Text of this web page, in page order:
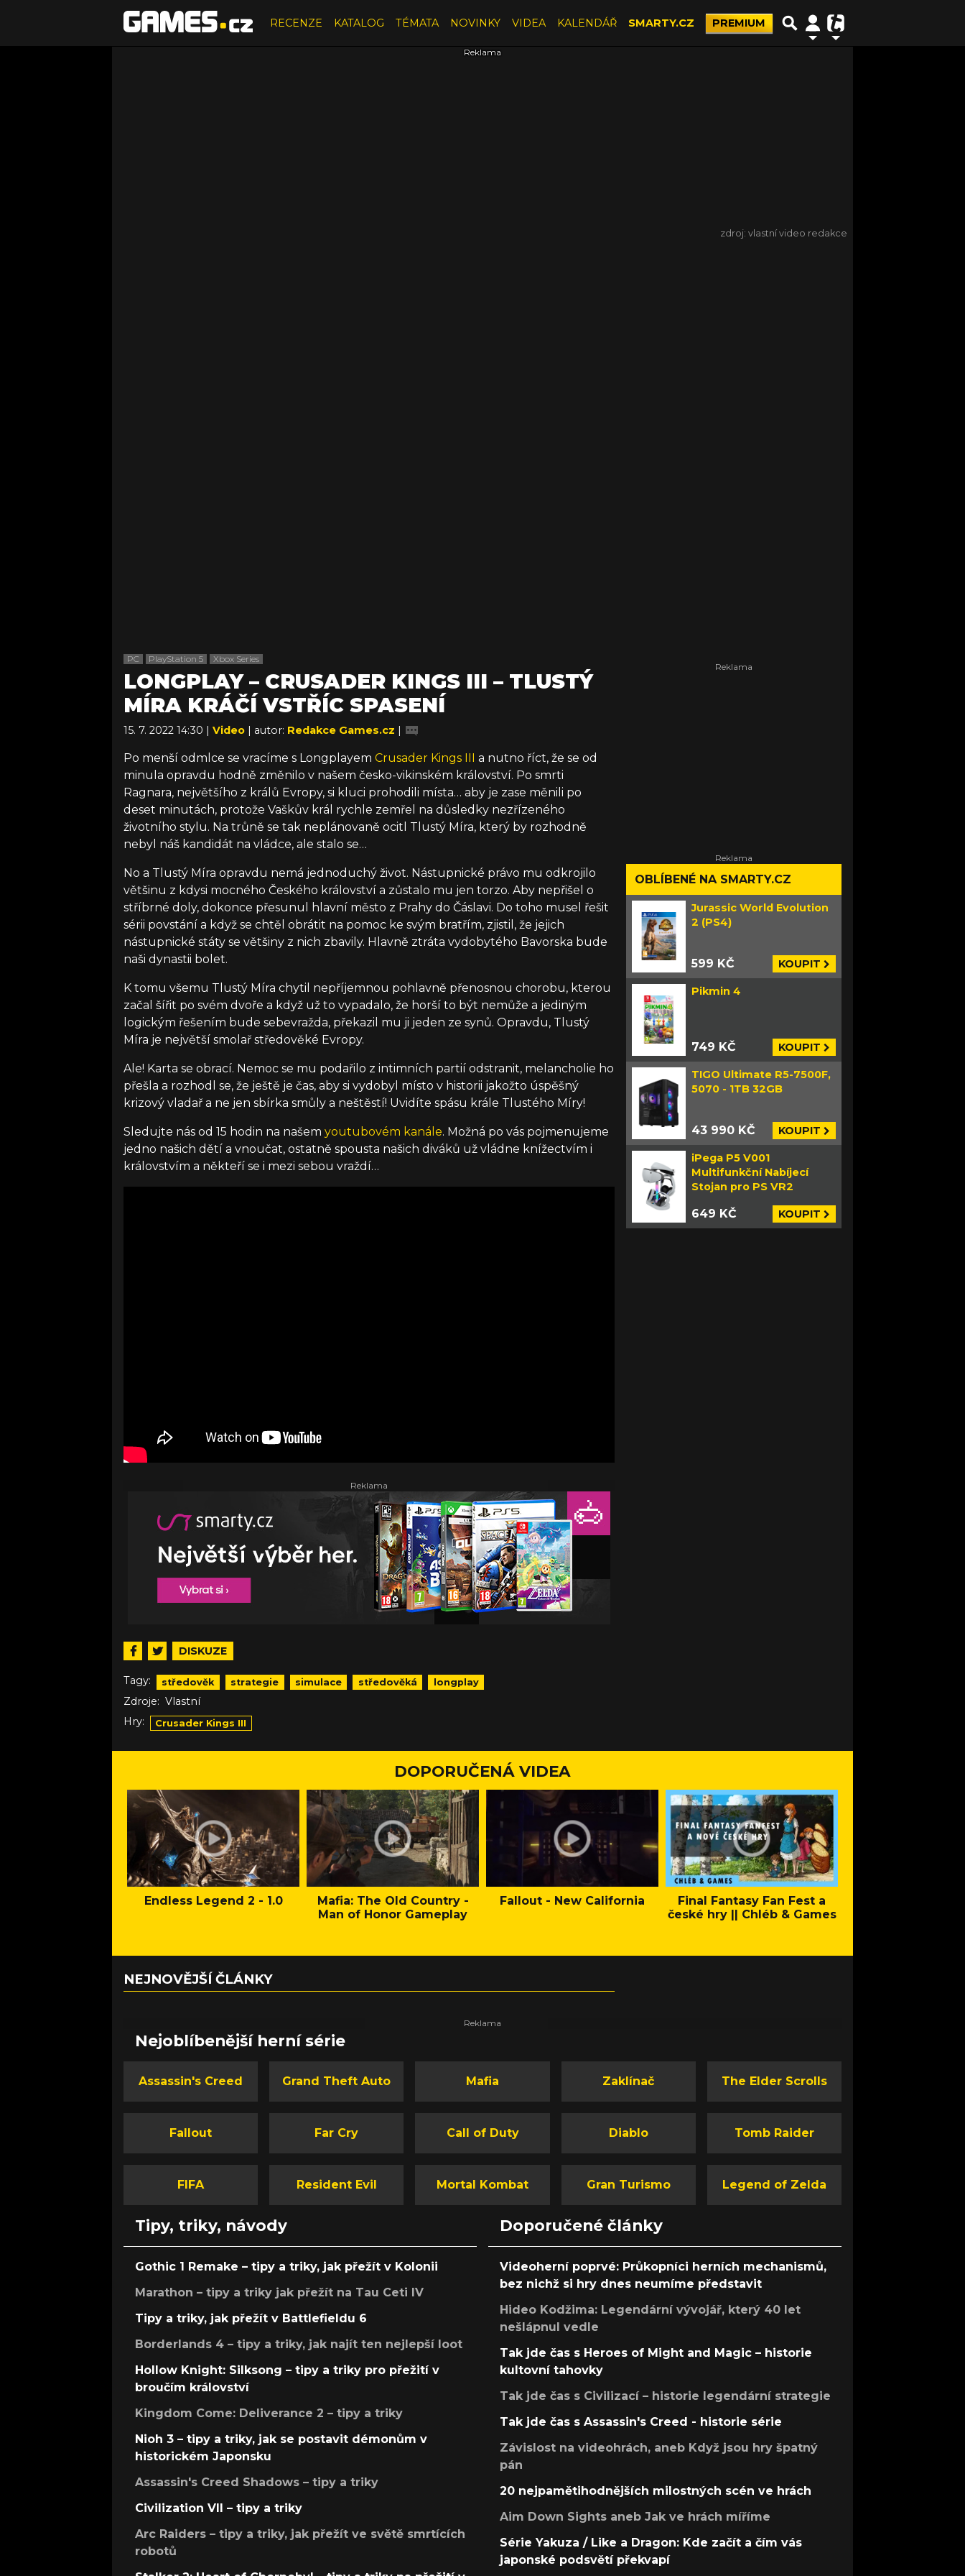
RECENZE KATALOG TÉMATA NOVINKY VIDEA KALENDÁŘ SMARTY.CZ PREMIUM
zdroj: vlastní video redakce
PC PlayStation 5 Xbox Series
LONGPLAY – CRUSADER KINGS III – TLUSTÝ
MÍRA KRÁČÍ VSTŘÍC SPASENÍ
15. 7. 2022 14:30 | Video | autor: Redakce Games.cz |
Po menší odmlce se vracíme s Longplayem Crusader Kings III a nutno říct, že se od
minula opravdu hodně změnilo v našem česko-vikinském království. Po smrti
Ragnara, největšího z králů Evropy, si kluci prohodili místa… aby je zase měnili po
deset minutách, protože Vaškův král rychle zemřel na důsledky nezřízeného
životního stylu. Na trůně se tak neplánovaně ocitl Tlustý Míra, který by rozhodně
nebyl náš kandidát na vládce, ale stalo se…
No a Tlustý Míra opravdu nemá jednoduchý život. Nástupnické právo mu odkrojilo
většinu z kdysi mocného Českého království a zůstalo mu jen torzo. Aby nepřišel o
stříbrné doly, dokonce přesunul hlavní město z Prahy do Čáslavi. Do toho musel řešit
sérii povstání a když se chtěl obrátit na pomoc ke svým bratřím, zjistil, že jejich
nástupnické státy se většiny z nich zbavily. Hlavně ztráta vydobytého Bavorska bude
naši dynastii bolet.
K tomu všemu Tlustý Míra chytil nepříjemnou pohlavně přenosnou chorobu, kterou
začal šířit po svém dvoře a když už to vypadalo, že horší to být nemůže a jediným
logickým řešením bude sebevražda, překazil mu ji jeden ze synů. Opravdu, Tlustý
Míra je největší smolař středověké Evropy.
Ale! Karta se obrací. Nemoc se mu podařilo z intimních partií odstranit, melancholie ho
přešla a rozhodl se, že ještě je čas, aby si vydobyl místo v historii jakožto úspěšný
krizový vladař a ne jen sbírka smůly a neštěstí! Uvidíte spásu krále Tlustého Míry!
Sledujte nás od 15 hodin na našem youtubovém kanále. Možná po vás pojmenujeme
jedno našich dětí a vnoučat, ostatně spousta našich diváků už vládne knížectvím i
královstvím a někteří se i mezi sebou vraždí…
DISKUZE
Tagy: středověk strategie simulace středověká longplay
Zdroje: Vlastní
Hry:
Crusader Kings III
OBLÍBENÉ NA SMARTY.CZ
Jurassic World Evolution
2 (PS4)
599 KČ KOUPIT
Pikmin 4
749 KČ KOUPIT
TIGO Ultimate R5-7500F,
5070 - 1TB 32GB
43 990 KČ KOUPIT
iPega P5 V001
Multifunkční Nabíjecí
Stojan pro PS VR2
649 KČ KOUPIT
DOPORUČENÁ VIDEA
Endless Legend 2 - 1.0
Mafia: The Old Country -
Man of Honor Gameplay
Fallout - New California
Final Fantasy Fan Fest a
české hry || Chléb & Games
NEJNOVĚJŠÍ ČLÁNKY
Nejoblíbenější herní série
Assassin's Creed Grand Theft Auto Mafia Zaklínač The Elder Scrolls
Fallout Far Cry Call of Duty Diablo Tomb Raider
FIFA Resident Evil Mortal Kombat Gran Turismo Legend of Zelda
Tipy, triky, návody
Gothic 1 Remake – tipy a triky, jak přežít v Kolonii
Marathon – tipy a triky jak přežít na Tau Ceti IV
Tipy a triky, jak přežít v Battlefieldu 6
Borderlands 4 – tipy a triky, jak najít ten nejlepší loot
Hollow Knight: Silksong – tipy a triky pro přežití v
broučím království
Kingdom Come: Deliverance 2 – tipy a triky
Nioh 3 – tipy a triky, jak se postavit démonům v
historickém Japonsku
Assassin's Creed Shadows – tipy a triky
Civilization VII – tipy a triky
Arc Raiders – tipy a triky, jak přežít ve světě smrtících
robotů
Doporučené články
Videoherní poprvé: Průkopníci herních mechanismů,
bez nichž si hry dnes neumíme představit
Hideo Kodžima: Legendární vývojář, který 40 let
nešlápnul vedle
Tak jde čas s Heroes of Might and Magic – historie
kultovní tahovky
Tak jde čas s Civilizací – historie legendární strategie
Tak jde čas s Assassin's Creed - historie série
Závislost na videohrách, aneb Když jsou hry špatný
pán
20 nejpamětihodnějších milostných scén ve hrách
Aim Down Sights aneb Jak ve hrách míříme
Série Yakuza / Like a Dragon: Kde začít a čím vás
japonské podsvětí překvapí